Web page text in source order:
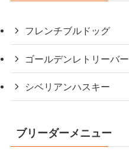
フレンチブルドッグ
ゴールデンレトリーバー
シベリアンハスキー
ブリーダーメニュー